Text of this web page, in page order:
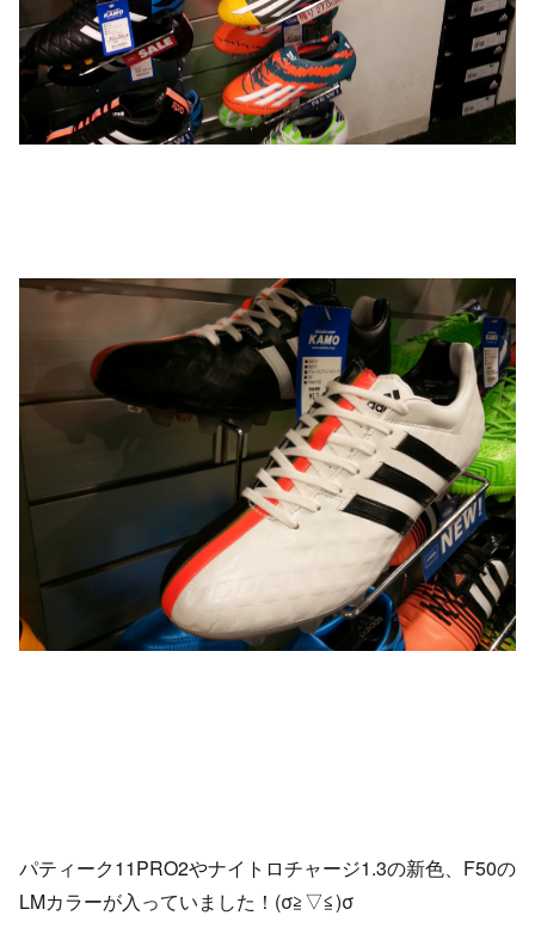
パティーク11PRO2やナイトロチャージ1.3の新色、F50の
LMカラーが入っていました！(σ≧▽≦)σ